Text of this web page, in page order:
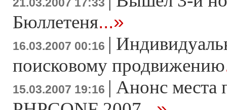
Бюллетеня...»
16.03.2007 00:16 |
поисковому продвижению
15.03.2007 19:16 | Анонс места